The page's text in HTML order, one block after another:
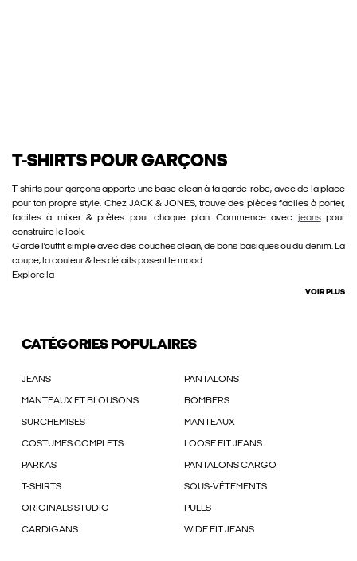
T-SHIRTS POUR GARÇONS
T-shirts pour garçons apporte une base clean à ta garde-robe, avec de la place
pour ton propre style. Chez JACK & JONES, trouve des pièces faciles à porter,
faciles à mixer & prêtes pour chaque plan. Commence avec jeanspour
construire le look.
Garde l’outfit simple avec des couches clean, de bons basiques ou du denim. La
coupe, la couleur & les détails posent le mood.
Explore la
VOIR PLUS
CATÉGORIES POPULAIRES
JEANS PANTALONS
MANTEAUX ET BLOUSONS BOMBERS
SURCHEMISES MANTEAUX
COSTUMES COMPLETS LOOSE FIT JEANS
PARKAS PANTALONS CARGO
T-SHIRTS SOUS-VÊTEMENTS
ORIGINALS STUDIO PULLS
CARDIGANS WIDE FIT JEANS